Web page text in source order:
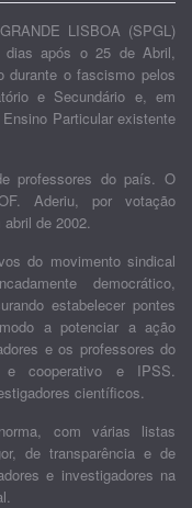
LISBOA (SPGL)
após o 25 de Abril,
durante o fascismo pelos
e Secundário e, em
Particular existente
professores do país. O
Aderiu, por votação
de 2002.
do movimento sindical
democrático,
estabelecer pontes
a potenciar a ação
e os professores do
cooperativo e IPSS.
científicos.
com várias listas
de transparência e de
e investigadores na